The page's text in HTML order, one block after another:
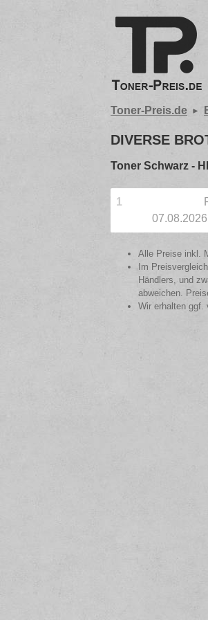
Toner-Preis.de
DIVERSE
Toner Schwarz -
1
Alle Preise inkl.
Im
Händlers, und
abweichen.
Wir erhalten ggf.